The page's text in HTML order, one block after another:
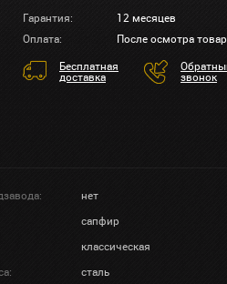
Гарантия:
12 месяцев
Оплата:
После осмотра
Бесплатная
доставка звонок
нет
сапфир
классическая
сталь